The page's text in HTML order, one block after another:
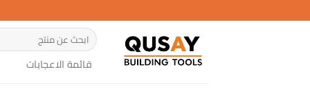
للمحتوى
البحث
عن:
قائمة الاعجابات